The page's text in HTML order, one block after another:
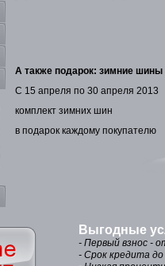
А также подарок: зимние шины
С 15 апреля по 30 апреля 2013
комплект зимних шин
в подарок каждому покупателю
Выгодные
- Первый взнос -
- Срок кредита